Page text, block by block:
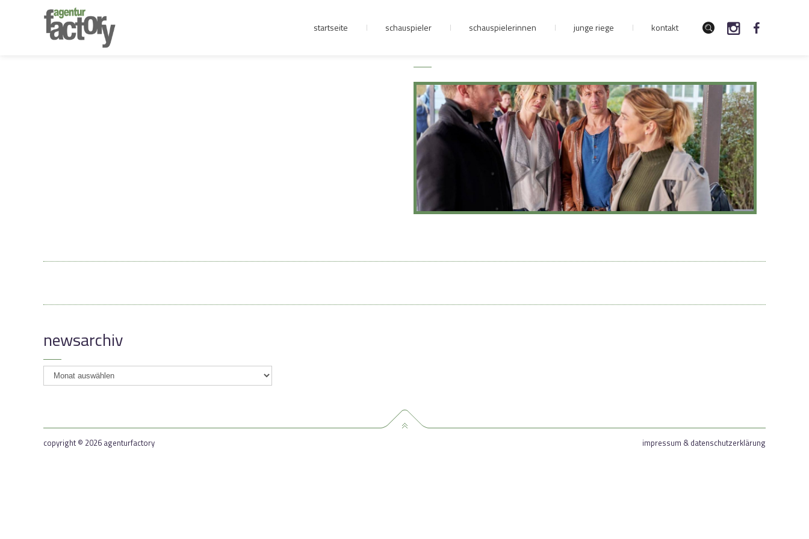
junge riege
kontakt
startseite schauspieler schauspielerinnen junge riege kontakt
newsarchiv
newsarchiv
copyright © 2026 agenturfactory impressum & datenschutzerklärung